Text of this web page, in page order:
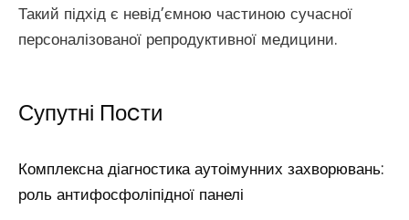
Такий підхід є невід’ємною частиною сучасної
персоналізованої репродуктивної медицини.
Супутні Поcти
Комплексна діагностика аутоімунних захворювань:
роль антифосфоліпідної панелі